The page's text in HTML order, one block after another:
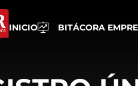
INICIO BITÁCORA